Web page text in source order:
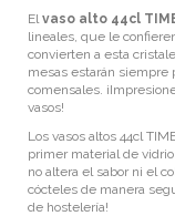
Elvaso alto 44cl
lineales, que le
convierten a esta
mesas estarán siempre
comensales.
vasos!
Los vasos altos 44cl
primer material de
no altera el sabor ni el
cócteles de manera
de hostelería!